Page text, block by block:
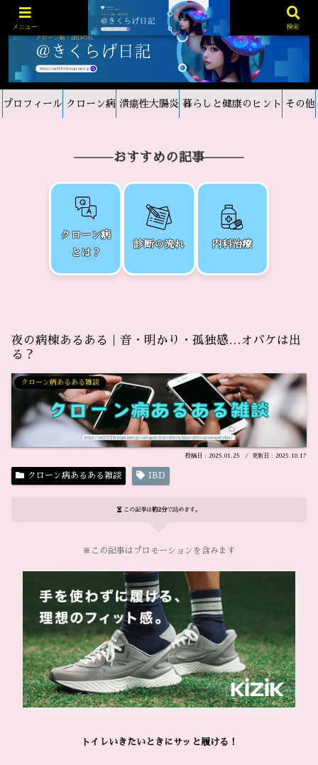
プロフィール クローン病 潰瘍性大腸炎 暮らしと健康のヒント その他
おすすめの記事
クローン病
とは？
診断の流れ 内科治療
夜の病棟あるある｜音・明かり・孤独感…オバケは出
る？
クローン病あるある雑談
2025.01.25 2025.10.17
クローン病あるある雑談 IBD
この記事は約2分で読めます。
※この記事はプロモーションを含みます
トイレいきたいときにサッと履ける！
メニュー 検索